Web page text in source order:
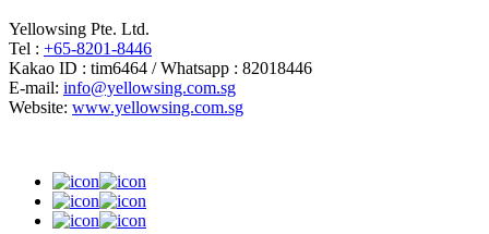
Yellowsing Pte. Ltd.
Tel : +65-8201-8446
Kakao ID : tim6464 / Whatsapp : 82018446
E-mail: info@yellowsing.com.sg
Website: www.yellowsing.com.sg